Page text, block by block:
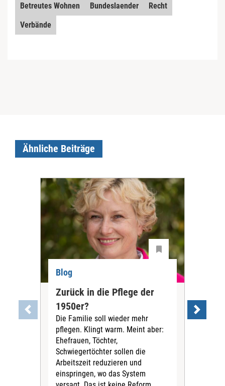
Betreutes Wohnen Bundeslaender
Recht
Verbände
Ähnliche Beiträge
Blog
Zurück in die Pflege der
1950er?
Die Familie soll wieder mehr
pflegen. Klingt warm. Meint aber:
Ehefrauen, Töchter,
Schwiegertöchter sollen die
Arbeitszeit reduzieren und
einspringen, wo das System